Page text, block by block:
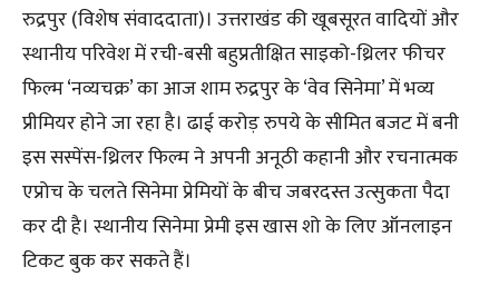
​रुद्रपुर (विशेष संवाददाता)। उत्तराखंड की खूबसूरत वादियों और
स्थानीय परिवेश में रची-बसी बहुप्रतीक्षित साइको-थ्रिलर फीचर
फिल्म ‘नव्यचक्र’ का आज शाम रुद्रपुर के ‘वेव सिनेमा’ में भव्य
प्रीमियर होने जा रहा है। ढाई करोड़ रुपये के सीमित बजट में बनी
इस सस्पेंस-थ्रिलर फिल्म ने अपनी अनूठी कहानी और रचनात्मक
एप्रोच के चलते सिनेमा प्रेमियों के बीच जबरदस्त उत्सुकता पैदा
कर दी है। स्थानीय सिनेमा प्रेमी इस खास शो के लिए ऑनलाइन
टिकट बुक कर सकते हैं।